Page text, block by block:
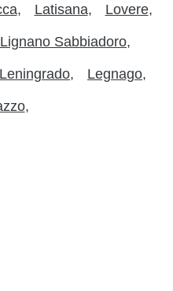
Latisana Lovere
Lignano Sabbiadoro
Leningrado Legnago